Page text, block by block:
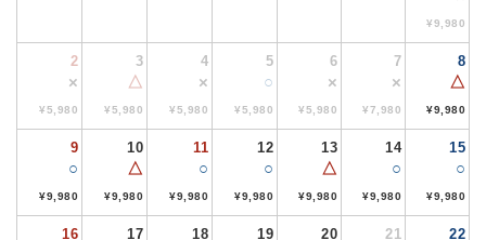
¥9,980
2
×
¥5,980
3
△
¥5,980
4
×
¥5,980
5
○
¥5,980
6
×
¥5,980
7
×
¥7,980
8
△
¥9,980
9
○
¥9,980
10
△
¥9,980
11
○
¥9,980
12
○
¥9,980
13
△
¥9,980
14
○
¥9,980
15
○
¥9,980
16 17 18 19 20 21 22